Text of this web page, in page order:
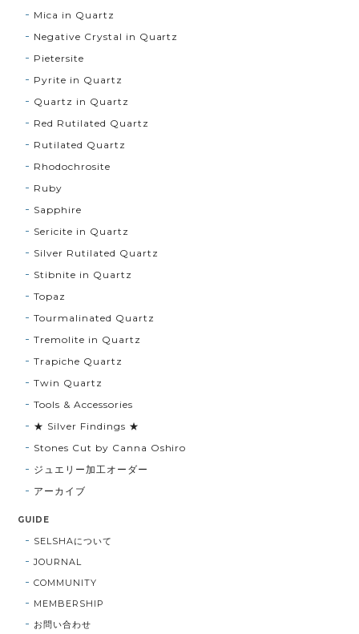
Mica in Quartz
Negative Crystal in Quartz
Pietersite
Pyrite in Quartz
Quartz in Quartz
Red Rutilated Quartz
Rutilated Quartz
Rhodochrosite
Ruby
Sapphire
Sericite in Quartz
Silver Rutilated Quartz
Stibnite in Quartz
Topaz
Tourmalinated Quartz
Tremolite in Quartz
Trapiche Quartz
Twin Quartz
Tools & Accessories
★ Silver Findings ★
Stones Cut by Canna Oshiro
ジュエリー加工オーダー
アーカイブ
GUIDE
SELSHAについて
JOURNAL
COMMUNITY
MEMBERSHIP
お問い合わせ